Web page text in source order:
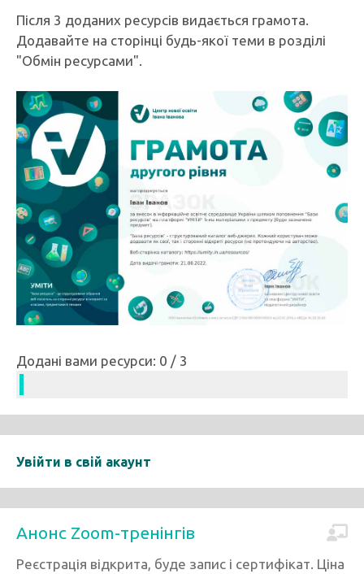
Після 3 доданих ресурсів видається грамота.
Додавайте на сторінці будь-якої теми в розділі
"Обмін ресурсами".
Додані вами ресурси: 0 / 3
Увійти в свій акаунт
Анонс Zoom-тренінгів
Реєстрація відкрита, буде запис і сертифікат. Ціна